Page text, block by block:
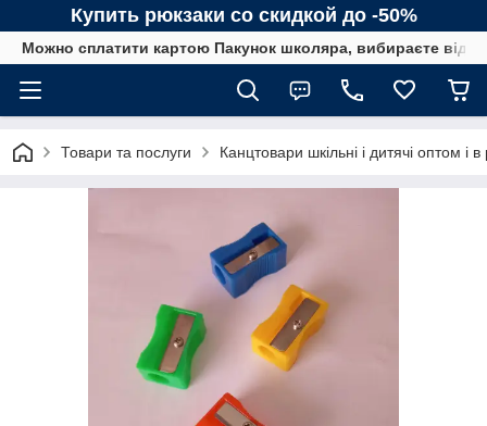
Купить рюкзаки со скидкой до -50%
Можно сплатити картою Пакунок школяра, вибираєте від
Товари та послуги Канцтовари шкільні і дитячі оптом і в